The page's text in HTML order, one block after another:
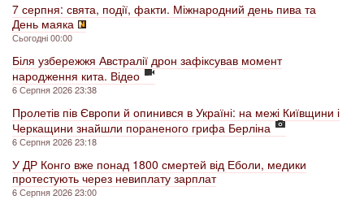
7 серпня: свята, події, факти. Міжнародний день пива та
День маяка
Сьогодні 00:00
Біля узбережжя Австралії дрон зафіксував момент
народження кита. Відео
6 Серпня 2026 23:38
Пролетів пів Європи й опинився в Україні: на межі Київщини і
Черкащини знайшли пораненого грифа Берліна
6 Серпня 2026 23:18
У ДР Конго вже понад 1800 смертей від Еболи, медики
протестують через невиплату зарплат
6 Серпня 2026 23:00